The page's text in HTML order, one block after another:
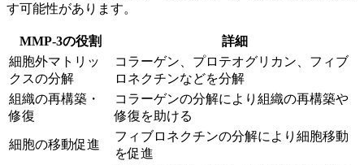
す可能性があります。
MMP-3の役割
詳細
細胞外マトリッ
クスの分解
コラーゲン、プロテオグリカン、フィブ
ロネクチンなどを分解
組織の再構築・
修復
コラーゲンの分解により組織の再構築や
修復を助ける
細胞の移動促進
フィブロネクチンの分解により細胞移動
を促進